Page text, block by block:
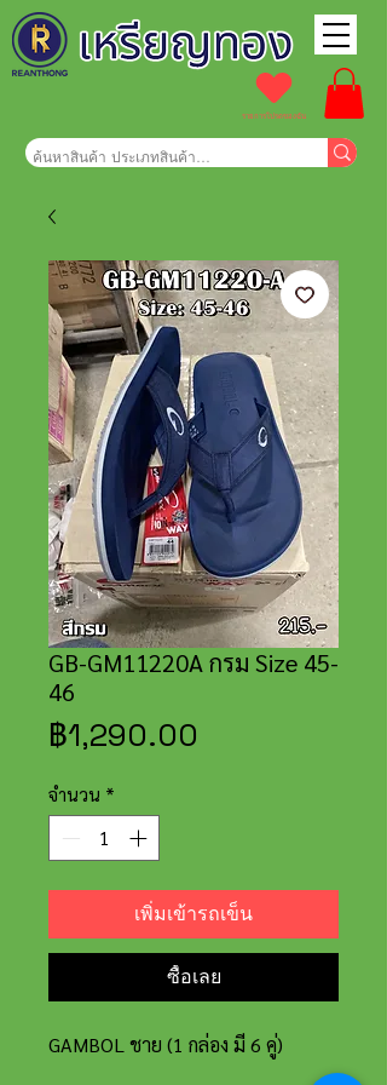
รายการโปรดของฉัน
GB-GM11220A กรม Size 45-
46
฿1,290.00
จำนวน *
เพิ่มเข้ารถเข็น
ซื้อเลย
GAMBOL ชาย (1 กล่อง มี 6 คู่)